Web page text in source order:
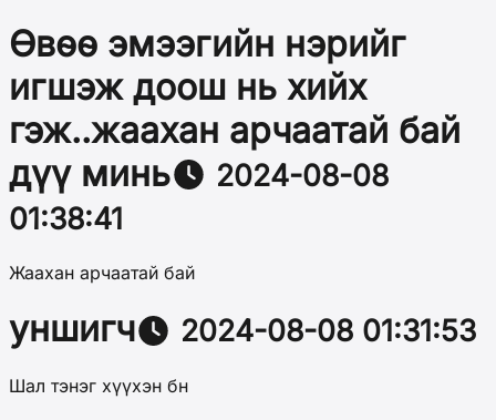
Өвөө эмээгийн нэрийг
игшэж доош нь хийх
гэж..жаахан арчаатай бай
дүү минь
2024-08-08
01:38:41
Жаахан арчаатай бай
уншигч 2024-08-08 01:31:53
Шал тэнэг хүүхэн бн